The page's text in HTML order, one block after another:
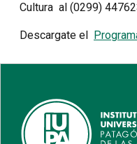
Cultura al (0299)
Descargate el